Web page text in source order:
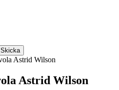
Skicka
Astrid Wilson
Astrid Wilson